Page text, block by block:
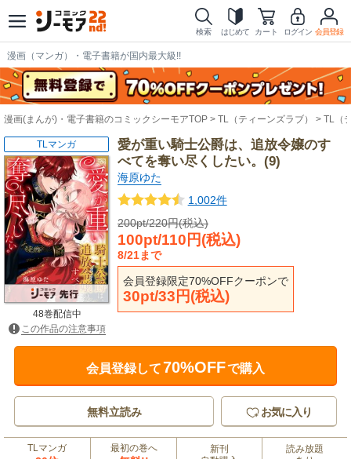
検索 はじめて カート ログイン 会員登録
漫画（マンガ）・電子書籍が国内最大級!!
漫画(まんが)・電子書籍のコミックシーモアTOP TL（ティーンズラブ） TL（
愛が重い騎士公爵は、追放令嬢のす
べてを奪い尽くしたい。(9)
海原ゆた
1,002件
200pt/220円(税込)
100pt/110円(税込)
8/21まで
会員登録限定70%OFFクーポンで
30pt/33円(税込)
TLマンガ
48巻配信中
この作品の注意事項
会員登録して70%OFFで購入
無料立読み お気に入り
TLマンガ 最初の巻へ
新刊
読み放題